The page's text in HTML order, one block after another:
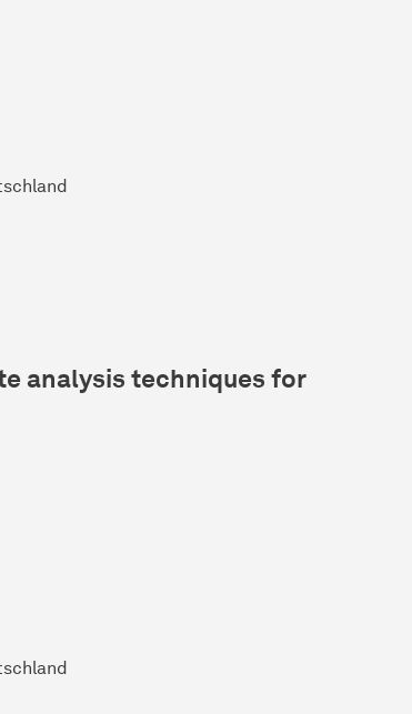
analysis techniques for